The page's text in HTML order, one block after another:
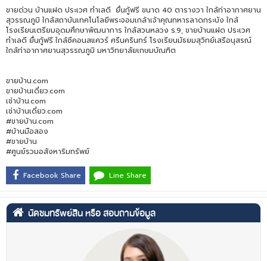
ขายด่วน บ้านแฝด ประเวศ ทำเลดี ยื่นกู้ฟรี ขนาด 40 ตารางวา ใกล้ท่าอากาศยาน
สุวรรณภูมิ ใกล้สถาบันเทคโนโลยีพระจอมเกล้าเจ้าคุณทหารลาดกระบัง ใกล้
โรงเรียนเตรียมอุดมศึกษาพัฒนาการ ใกล้สวนหลวง ร.9, ขายบ้านแฝด ประเวศ
ทำเลดี ยื่นกู้ฟรี ใกล้ซีคอนสแควร์ ศรีนครินทร์ โรงเรียนมัธยมสุวิทย์เสรีอนุสรณ์
ใกล้ท่าอากาศยานสุวรรณภูมิ มหาวิทยาลัยเกษมบัณฑิต
ขายบ้าน.com
ขายบ้านเดี่ยว.com
เช่าบ้าน.com
เช่าบ้านเดี่ยว.com
#ขายบ้าน.com
#บ้านมือสอง
#ขายบ้าน
#ศูนย์รวมอสังหาริมทรัพย์
Facebook Share Line Share
นัดชมทรัพย์สิน หรือ สอบถามข้อมูล